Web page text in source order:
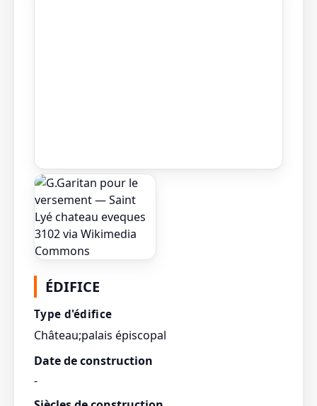
ÉDIFICE
Type d'édifice
Château;palais épiscopal
Date de construction
-